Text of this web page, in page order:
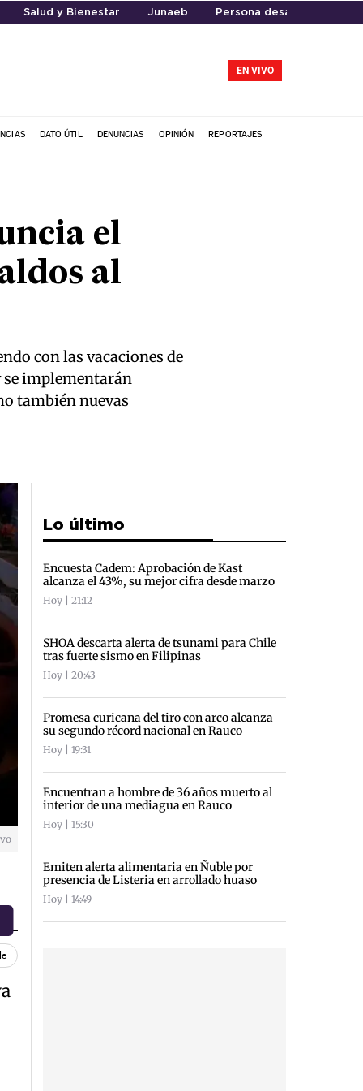
Salud y Bienestar Junaeb Persona desaparecida
EN VIVO
DATO ÚTIL DENUNCIAS OPINIÓN REPORTAJES
el
al
con las vacaciones de
se implementarán
también nuevas
Lo último
Encuesta Cadem: Aprobación de Kast
alcanza el 43%, su mejor cifra desde marzo
Hoy | 21:12
SHOA descarta alerta de tsunami para Chile
tras fuerte sismo en Filipinas
Hoy | 20:43
Promesa curicana del tiro con arco alcanza
su segundo récord nacional en Rauco
Hoy | 19:31
Encuentran a hombre de 36 años muerto al
interior de una mediagua en Rauco
Hoy | 15:30
Emiten alerta alimentaria en Ñuble por
presencia de Listeria en arrollado huaso
Hoy | 14:49